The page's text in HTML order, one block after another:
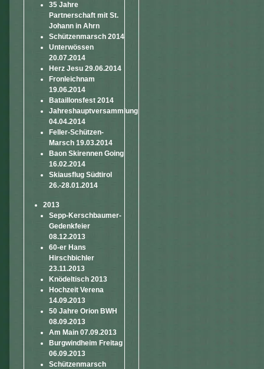
35 Jahre
Partnerschaft mit St.
Johann in Ahrn
Schützenmarsch 2014
Unterwössen
20.07.2014
Herz Jesu 29.06.2014
Fronleichnam
19.06.2014
Bataillonsfest 2014
Jahreshauptversammlung
04.04.2014
Feller-Schützen-
Marsch 19.03.2014
Baon Skirennen Going
16.02.2014
Skiausflug Südtirol
26.-28.01.2014
2013
Sepp-Kerschbaumer-
Gedenkfeier
08.12.2013
60-er Hans
Hirschbichler
23.11.2013
Knödeltisch 2013
Hochzeit Verena
14.09.2013
50 Jahre Orion BWH
08.09.2013
Am Main 07.09.2013
Burgwindheim Freitag
06.09.2013
Schützenmarsch